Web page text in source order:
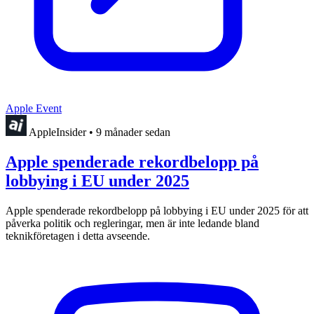
Apple Event
AppleInsider • 9 månader sedan
Apple spenderade rekordbelopp på
lobbying i EU under 2025
Apple spenderade rekordbelopp på lobbying i EU under 2025 för att
påverka politik och regleringar, men är inte ledande bland
teknikföretagen i detta avseende.